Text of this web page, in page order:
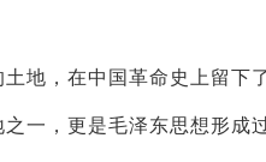
，在中国革命史上留下
一，更是毛泽东思想形成